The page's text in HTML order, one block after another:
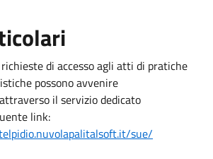
di accesso agli atti di pratiche
possono avvenire
il servizio dedicato
link:
sue/